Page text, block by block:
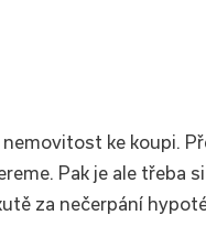
ke koupi.
Pak je ale třeba
za nečerpání